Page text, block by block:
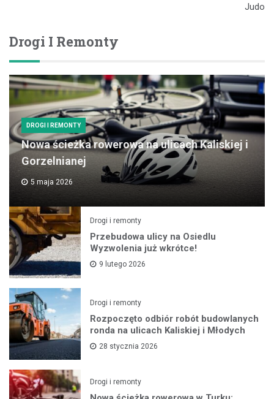
Judo
Drogi I Remonty
DROGI I REMONTY
Nowa ścieżka rowerowa na ulicach Kaliskiej i
Gorzelnianej
5 maja 2026
Drogi i remonty
Przebudowa ulicy na Osiedlu
Wyzwolenia już wkrótce!
9 lutego 2026
Drogi i remonty
Rozpoczęto odbiór robót budowlanych
ronda na ulicach Kaliskiej i Młodych
28 stycznia 2026
Drogi i remonty